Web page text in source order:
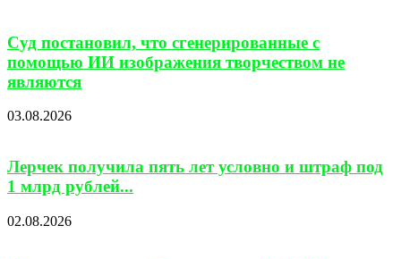
Суд постановил, что сгенерированные с
помощью ИИ изображения творчеством не
являются
03.08.2026
Лерчек получила пять лет условно и штраф под
1 млрд рублей...
02.08.2026